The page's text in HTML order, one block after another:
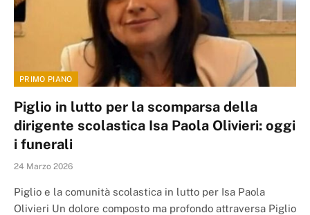
PRIMO PIANO
Piglio in lutto per la scomparsa della
dirigente scolastica Isa Paola Olivieri: oggi
i funerali
24 Marzo 2026
Piglio e la comunità scolastica in lutto per Isa Paola
Olivieri Un dolore composto ma profondo attraversa Piglio